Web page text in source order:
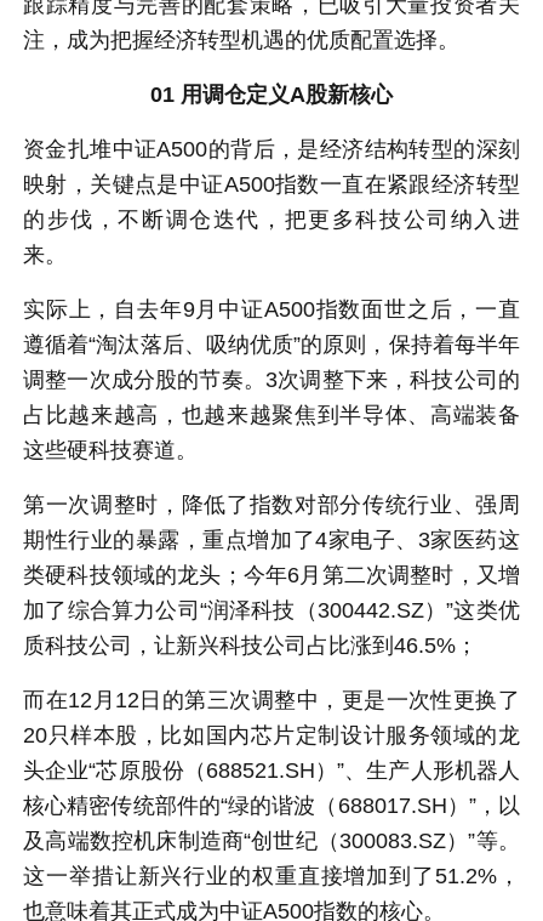
跟踪精度与完善的配套策略，已吸引大量投资者关
注，成为把握经济转型机遇的优质配置选择。
01 用调仓定义A股新核心
资金扎堆中证A500的背后，是经济结构转型的深刻
映射，关键点是中证A500指数一直在紧跟经济转型
的步伐，不断调仓迭代，把更多科技公司纳入进
来。
实际上，自去年9月中证A500指数面世之后，一直
遵循着“淘汰落后、吸纳优质”的原则，保持着每半年
调整一次成分股的节奏。3次调整下来，科技公司的
占比越来越高，也越来越聚焦到半导体、高端装备
这些硬科技赛道。
第一次调整时，降低了指数对部分传统行业、强周
期性行业的暴露，重点增加了4家电子、3家医药这
类硬科技领域的龙头；今年6月第二次调整时，又增
加了综合算力公司“润泽科技（300442.SZ）”这类优
质科技公司，让新兴科技公司占比涨到46.5%；
而在12月12日的第三次调整中，更是一次性更换了
20只样本股，比如国内芯片定制设计服务领域的龙
头企业“芯原股份（688521.SH）”、生产人形机器人
核心精密传统部件的“绿的谐波（688017.SH）”，以
及高端数控机床制造商“创世纪（300083.SZ）”等。
这一举措让新兴行业的权重直接增加到了51.2%，
也意味着其正式成为中证A500指数的核心。